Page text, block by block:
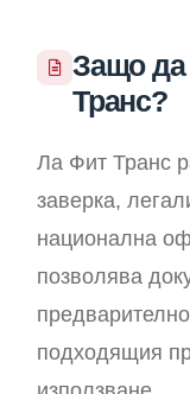
Защо да
Транс?
Ла Фит Транс
заверка,
национална
позволява
подходящия